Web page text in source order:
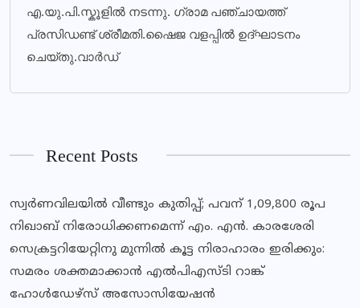
എ.യു.പി.സ്കൂളിൽ നടന്നു. ഗ്രാമ പഞ്ചായത്ത്
പ്രസിഡണ്ട് ശ്രീമതി.ഷൈജ വളപ്പിൽ ഉദ്ഘാടനം
ചെയ്തു.വാർഡ്
Recent Posts
സ്വര്‍ണവിലയില്‍ വീണ്ടും കുതിപ്പ്; പവന് 1,09,800 രൂപ
നിഖാബ് നിരോധിക്കണമെന്ന് എം. എൻ. കാരശേരി
സെക്രട്ടറിയേറ്റിനു മുന്നില്‍ കൂട്ട നിരാഹാരം ഇരിക്കും:
സമരം ശക്തമാക്കാന്‍ എല്‍പിഎസ്ടി റാങ്ക്
ഹോള്‍ഡേഴ്‌സ് അസോസിയേഷന്‍